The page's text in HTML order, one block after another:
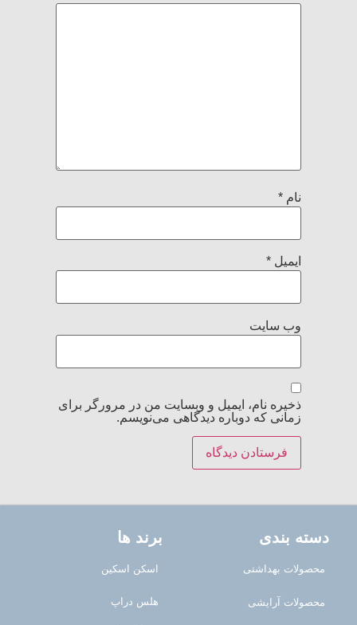
نام*
ایمیل*
وب‌ سایت
ذخیره نام، ایمیل و وبسایت من در مرورگر برای
زمانی که دوباره دیدگاهی می‌نویسم.
دسته بندی
محصولات بهداشتی
محصولات آرایشی
برند ها
اسکن اسکین
هلس دراپ